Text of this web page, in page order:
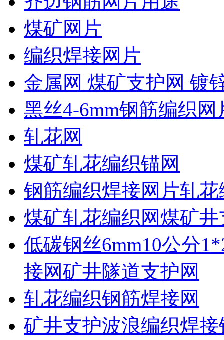
煤矿网片
编织焊接网片
金属网 煤矿支护网 镀
黑丝4-6mm钢筋编织
轧花网
煤矿轧花编织锚网
钢筋编织焊接网片轧
煤矿轧花编织网煤矿
低碳钢丝6mm10公分
接网矿井隧道支护网
轧花编织钢筋焊接网
矿井支护波浪编织焊